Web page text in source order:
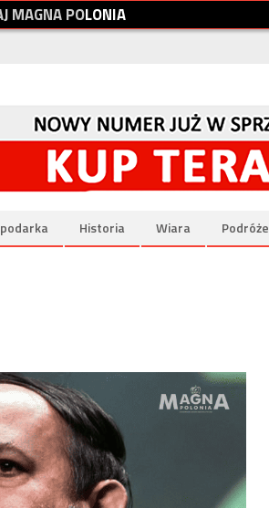
JMAGNAPOLONIA
Historia Wiara Podróże